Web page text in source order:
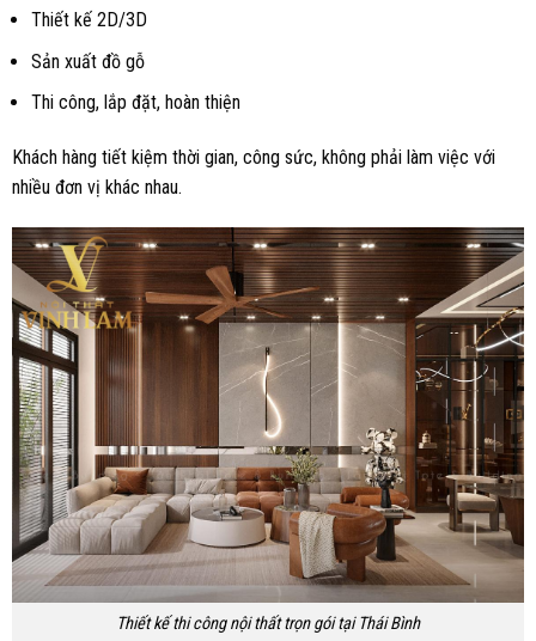
Thiết kế 2D/3D
Sản xuất đồ gỗ
Thi công, lắp đặt, hoàn thiện
Khách hàng tiết kiệm thời gian, công sức, không phải làm việc với
nhiều đơn vị khác nhau.
Thiết kế thi công nội thất trọn gói tại Thái Bình